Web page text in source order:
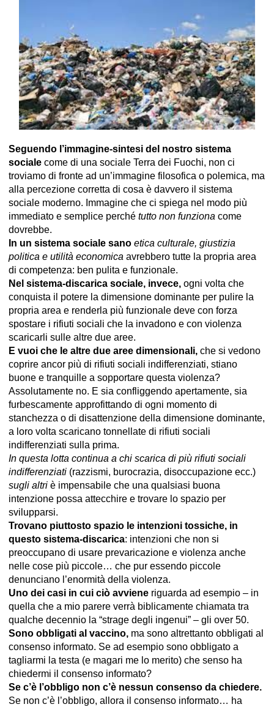
Seguendo l’immagine-sintesi del nostro sistema
sociale come di una sociale Terra dei Fuochi, non ci
troviamo di fronte ad un’immagine filosofica o polemica, ma
alla percezione corretta di cosa è davvero il sistema
sociale moderno. Immagine che ci spiega nel modo più
immediato e semplice perché tutto non funziona come
dovrebbe.
In un sistema sociale sano etica culturale, giustizia
politica e utilità economica avrebbero tutte la propria area
di competenza: ben pulita e funzionale.
Nel sistema-discarica sociale, invece, ogni volta che
conquista il potere la dimensione dominante per pulire la
propria area e renderla più funzionale deve con forza
spostare i rifiuti sociali che la invadono e con violenza
scaricarli sulle altre due aree.
E vuoi che le altre due aree dimensionali, che si vedono
coprire ancor più di rifiuti sociali indifferenziati, stiano
buone e tranquille a sopportare questa violenza?
Assolutamente no. E sia confliggendo apertamente, sia
furbescamente approfittando di ogni momento di
stanchezza o di disattenzione della dimensione dominante,
a loro volta scaricano tonnellate di rifiuti sociali
indifferenziati sulla prima.
In questa lotta continua a chi scarica di più rifiuti sociali
indifferenziati (razzismi, burocrazia, disoccupazione ecc.)
sugli altri è impensabile che una qualsiasi buona
intenzione possa attecchire e trovare lo spazio per
svilupparsi.
Trovano piuttosto spazio le intenzioni tossiche, in
questo sistema-discarica: intenzioni che non si
preoccupano di usare prevaricazione e violenza anche
nelle cose più piccole… che pur essendo piccole
denunciano l’enormità della violenza.
Uno dei casi in cui ciò avviene riguarda ad esempio – in
quella che a mio parere verrà biblicamente chiamata tra
qualche decennio la “strage degli ingenui” – gli over 50.
Sono obbligati al vaccino, ma sono altrettanto obbligati al
consenso informato. Se ad esempio sono obbligato a
tagliarmi la testa (e magari me lo merito) che senso ha
chiedermi il consenso informato?
Se c’è l’obbligo non c’è nessun consenso da chiedere.
Se non c’è l’obbligo, allora il consenso informato… ha